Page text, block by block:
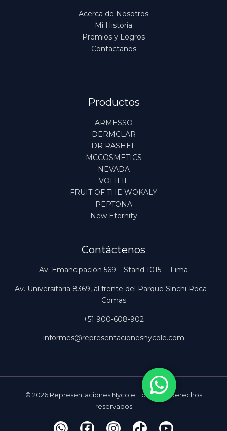
Acerca de Nosotros
Mi Historia
Premios y Logros
Contactanos
Productos
ARMESSO
DERMCLAR
DR RASHEL
MCCOSMETICS
NEVADA
VOLIFIL
FRUIT OF THE WOKALY
PEPTONA
New Eternity
Contáctenos
Av. Emancipación 569 – Stand 1015. – Lima
Av. Universitaria 8369, al frente del Parque Sinchi Roca –
Comas
+51 900-608-902
informes@representacionesnycole.com
© 2026 Representaciones Nycole. Todos los derechos
reservados